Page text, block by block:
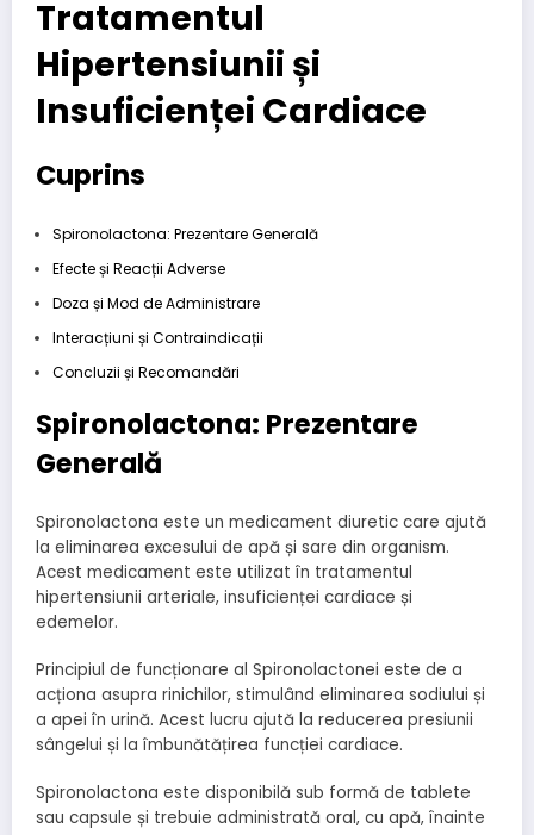
Tratamentul
Hipertensiunii și
Insuficienței Cardiace
Cuprins
Spironolactona: Prezentare Generală
Efecte și Reacții Adverse
Doza și Mod de Administrare
Interacțiuni și Contraindicații
Concluzii și Recomandări
Spironolactona: Prezentare
Generală
Spironolactona este un medicament diuretic care ajută
la eliminarea excesului de apă și sare din organism.
Acest medicament este utilizat în tratamentul
hipertensiunii arteriale, insuficienței cardiace și
edemelor.
Principiul de funcționare al Spironolactonei este de a
acționa asupra rinichilor, stimulând eliminarea sodiului și
a apei în urină. Acest lucru ajută la reducerea presiunii
sângelui și la îmbunătățirea funcției cardiace.
Spironolactona este disponibilă sub formă de tablete
sau capsule și trebuie administrată oral, cu apă, înainte